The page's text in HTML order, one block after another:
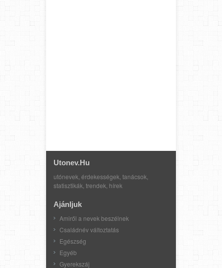
Utonev.hu
utónevek, érdekességek, tanácsok,
statisztikák, trendek, hírek
Ajánljuk
Amiről a nevek beszélnek
Családnév változtatás
Egészség
Egyéb
Gyerekszáj